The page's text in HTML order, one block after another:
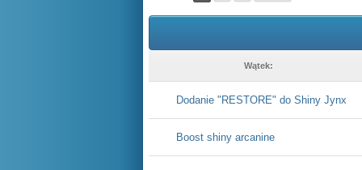
Wątek:
Dodanie "RESTORE" do Shiny Jynx
Boost shiny arcanine